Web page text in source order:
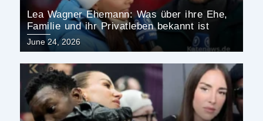
Lea Wagner Ehemann: Was über ihre Ehe,
Familie und ihr Privatleben bekannt ist
Posted
on
June 24, 2026